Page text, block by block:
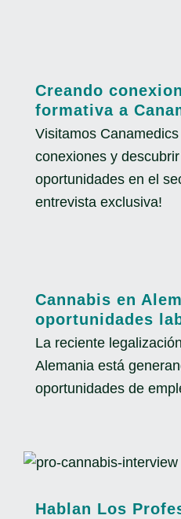
Creando
formativa a
Visitamos
conexiones y
oportunidades en el
entrevista exclusiva!
Cannabis en
oportunidades
La reciente
Alemania está
oportunidades de
Hablan Los